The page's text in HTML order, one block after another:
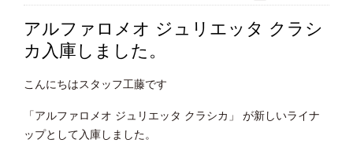
アルファロメオ ジュリエッタ クラシ
カ入庫しました。
こんにちはスタッフ工藤です
「アルファロメオ ジュリエッタ クラシカ」 が新しいライナ
ップとして入庫しました。